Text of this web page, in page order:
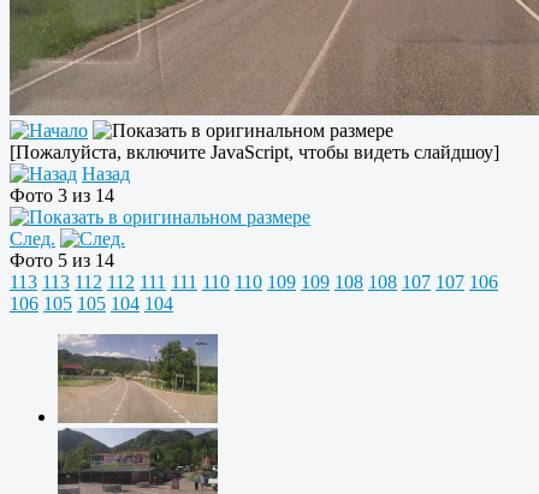
[Пожалуйста, включите JavaScript, чтобы видеть слайдшоу]
Назад
Фото 3 из 14
След.
Фото 5 из 14
113 113 112 112 111 111 110 110 109 109 108 108 107 107 106
106 105 105 104 104